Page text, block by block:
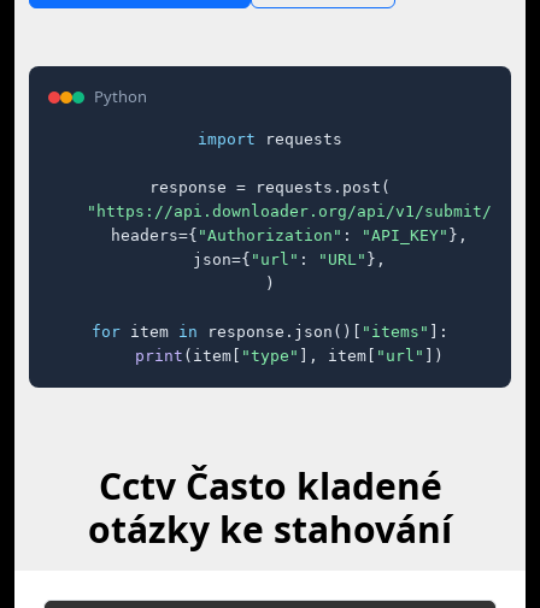
Python
import requests
response = requests.post(
"https://api.downloader.org/api/v1/submit/"
    headers={
"Authorization" : "API_KEY" },
    json={
"url" : "URL" },
)
for item in response.json()[ "items"
]:
print (item[ "type" ], item[ "url" ])
Cctv Často kladené
otázky ke stahování